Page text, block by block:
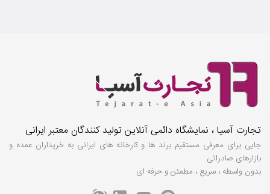
تجارت آسیا ، نمایشگاه دائمی آنلاین تولید کنندگان معتبر ایرانی
جایی برای معرفی مستقیم برند ها و کارخانه های ایرانی به خریداران عمده و
بازارهای صادراتی
بدون واسطه ، سریع ، مطمئن و حرفه ای